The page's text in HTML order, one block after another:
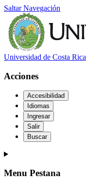
Saltar Navegación
Universidad de Costa Rica
Acciones
Accesibilidad
Idiomas
Ingresar
Salir
Buscar
Menu Pestana